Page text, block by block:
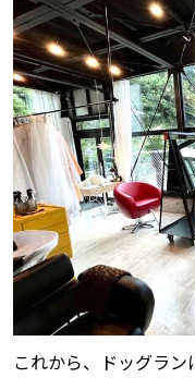
これから、ドッグラ